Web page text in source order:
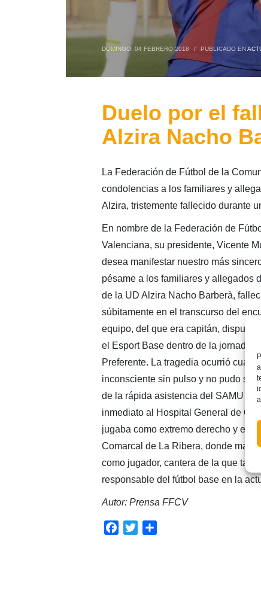
DOMINGO, 04 FEBRERO 2018 / PUBLICADO EN
Duelo por el
Alzira Nacho
La Federación de Fútbol de la
condolencias a los familiares y
Alzira, tristemente fallecido durante
En nombre de la Federación de
Valenciana, su presidente, Vicente
desea manifestar nuestro más
pésame a los familiares y allegados
de la UD Alzira Nacho Barberà,
súbitamente en el transcurso del
equipo, del que era capitán,
el Esport Base dentro de la jornada
Preferente. La tragedia ocurrió
inconsciente sin pulso y no pudo ser
de la rápida asistencia del SAMU y
inmediato al Hospital General de
jugaba como extremo derecho y el
Comarcal de La Ribera, donde
como jugador, cantera de la que
responsable del fútbol base en la
Autor: Prensa FFCV
Facebook
Twitter